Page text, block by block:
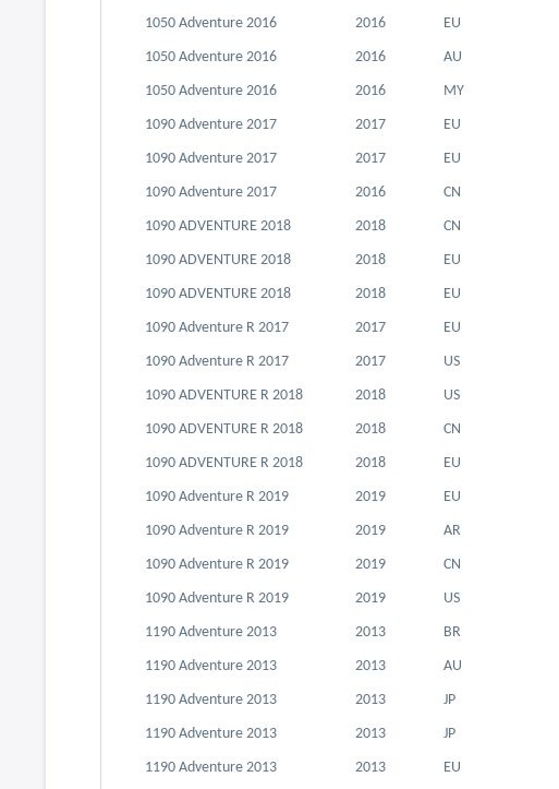
1050 Adventure 2016 2016 EU
1050 Adventure 2016 2016 AU
1050 Adventure 2016 2016 MY
1090 Adventure 2017 2017 EU
1090 Adventure 2017 2017 EU
1090 Adventure 2017 2016 CN
1090 ADVENTURE 2018 2018 CN
1090 ADVENTURE 2018 2018 EU
1090 ADVENTURE 2018 2018 EU
1090 Adventure R 2017 2017 EU
1090 Adventure R 2017 2017 US
1090 ADVENTURE R 2018 2018 US
1090 ADVENTURE R 2018 2018 CN
1090 ADVENTURE R 2018 2018 EU
1090 Adventure R 2019 2019 EU
1090 Adventure R 2019 2019 AR
1090 Adventure R 2019 2019 CN
1090 Adventure R 2019 2019 US
1190 Adventure 2013 2013 BR
1190 Adventure 2013 2013 AU
1190 Adventure 2013 2013 JP
1190 Adventure 2013 2013 JP
1190 Adventure 2013 2013 EU